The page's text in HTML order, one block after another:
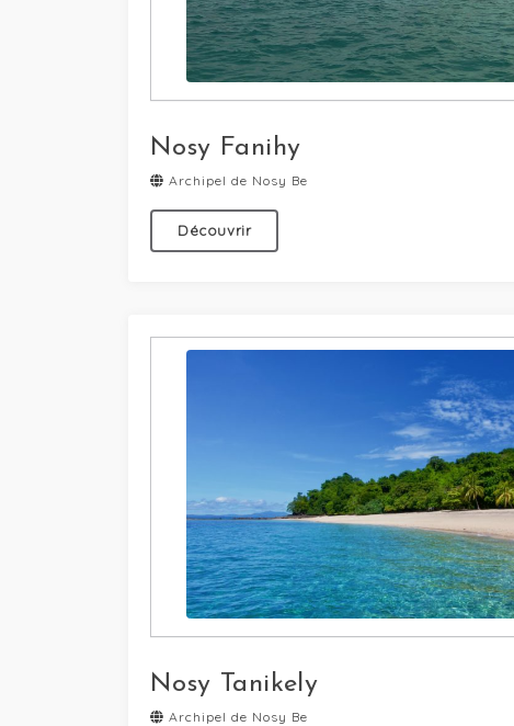
Nosy Fanihy
Archipel de Nosy Be
Découvrir
Nosy Tanikely
Archipel de Nosy Be